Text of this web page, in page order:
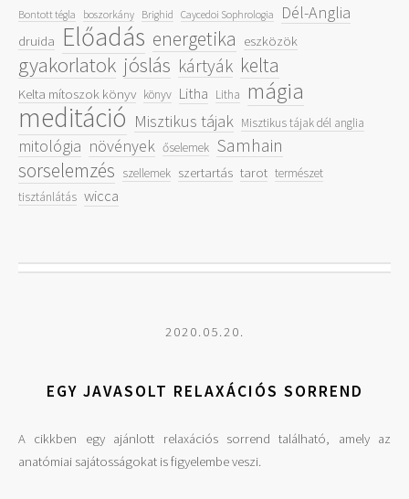
Bontott tégla
boszorkány Brighid Caycedoi Sophrologia Dél-Anglia
druida Előadás energetika eszközök
gyakorlatok jóslás kártyák kelta
Kelta mítoszok könyv könyv Litha Litha mágia
meditáció Misztikus tájak Misztikus tájak dél anglia
mitológia növények őselemek Samhain
sorselemzés szellemek szertartás tarot természet
tisztánlátás wicca
2020.05.20.
EGY JAVASOLT RELAXÁCIÓS SORREND
A cikkben egy ajánlott relaxációs sorrend található, amely az
anatómiai sajátosságokat is figyelembe veszi.